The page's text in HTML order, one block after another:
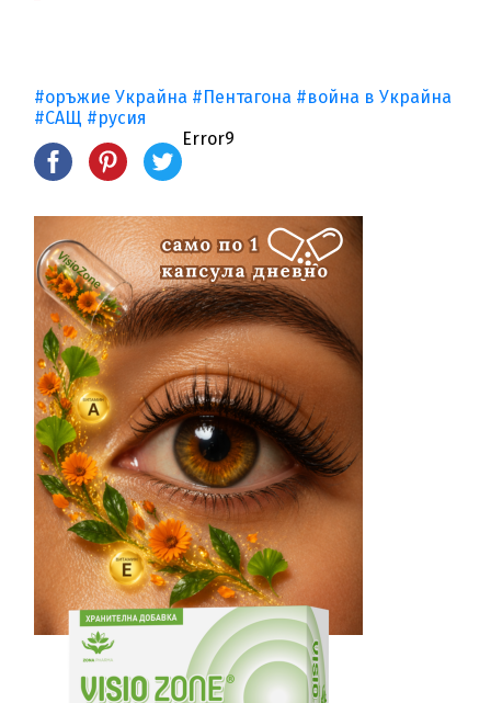
#оръжие Украйна #Пентагона #война в Украйна
#САЩ #русия
Error9